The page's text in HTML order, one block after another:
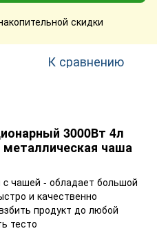
скидки
К сравнению
3000Вт 4л
чаша
чашей - обладает большой
и качественно
продукт до любой
тесто